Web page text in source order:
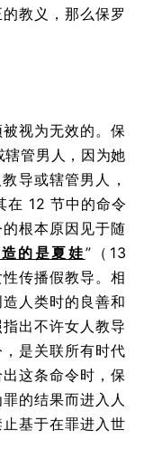
教义，那么保罗
视为无效的。保
辖管男人，因为她
导或辖管男人，
在 12 节中的命令
根本原因见于随
的是夏娃”（13
传播假教导。相
人类时的良善和
出不许女人教导
是关联所有时代
这条命令时，保
的结果而进入人
基于在罪进入世